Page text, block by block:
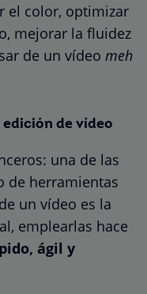
el color, optimizar
mejorar la fluidez
de un vídeo meh
edición de vídeo
una de las
de herramientas
un vídeo es la
emplearlas hace
ágil y